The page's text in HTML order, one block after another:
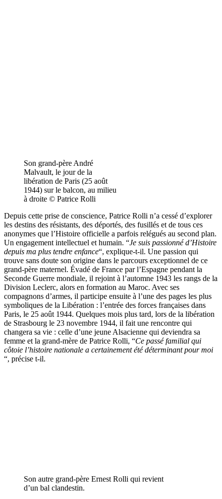
Son grand-père André
Malvault, le jour de la
libération de Paris (25 août
1944) sur le balcon, au milieu
à droite © Patrice Rolli
Depuis cette prise de conscience, Patrice Rolli n’a cessé d’explorer
les destins des résistants, des déportés, des fusillés et de tous ces
anonymes que l’Histoire officielle a parfois relégués au second plan.
Un engagement intellectuel et humain. “Je suis passionné d’Histoire
depuis ma plus tendre enfance“, explique-t-il. Une passion qui
trouve sans doute son origine dans le parcours exceptionnel de ce
grand-père maternel. Évadé de France par l’Espagne pendant la
Seconde Guerre mondiale, il rejoint à l’automne 1943 les rangs de la
Division Leclerc, alors en formation au Maroc. Avec ses
compagnons d’armes, il participe ensuite à l’une des pages les plus
symboliques de la Libération : l’entrée des forces françaises dans
Paris, le 25 août 1944. Quelques mois plus tard, lors de la libération
de Strasbourg le 23 novembre 1944, il fait une rencontre qui
changera sa vie : celle d’une jeune Alsacienne qui deviendra sa
femme et la grand-mère de Patrice Rolli, “Ce passé familial qui
côtoie l’histoire nationale a certainement été déterminant pour moi
“, précise t-il.
Son autre grand-père Ernest Rolli qui revient
d’un bal clandestin.